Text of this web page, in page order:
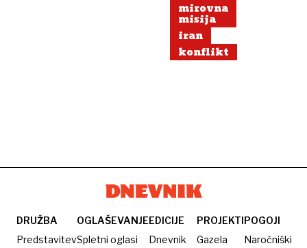
mirovna
misija
iran
konflikt
DRUŽBA
Predstavitev
OGLAŠEVANJE
Spletni oglasi
EDICIJE
Dnevnik
PROJEKTI
Gazela
POGOJI
Naročniški